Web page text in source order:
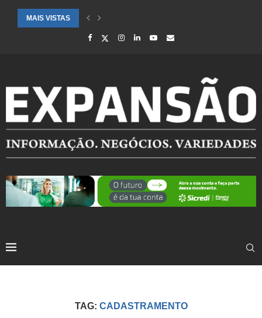
MAIS VISTAS
CIDADES ATENDIDAS PELO SEBRAE RS SÃO DESTAQUE EM
TAG: CADASTRAMENTO